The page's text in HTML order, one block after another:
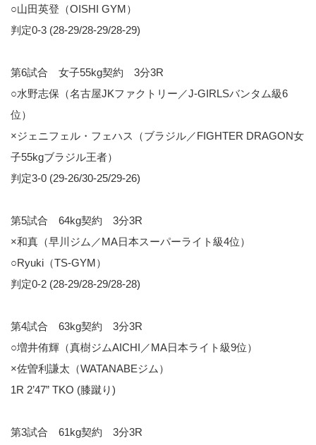
○山田英登（OISHI GYM）
判定0-3 (28-29/28-29/28-29)
第6試合 女子55kg契約 3分3R
○水野志保（名古屋JKファクトリー／J-GIRLSバンタム級6
位）
×ジェニフェル・フェハス（ブラジル／FIGHTER DRAGON女
子55kgブラジル王者）
判定3-0 (29-26/30-25/29-26)
第5試合 64kg契約 3分3R
×和真（早川ジム／MA日本スーパーライト級4位）
○Ryuki（TS-GYM）
判定0-2 (28-29/28-29/28-28)
第4試合 63kg契約 3分3R
○増井侑輝（真樹ジムAICHI／MA日本ライト級9位）
×佐曽利謙太（WATANABEジム）
1R 2’47” TKO (膝蹴り)
第3試合 61kg契約 3分3R